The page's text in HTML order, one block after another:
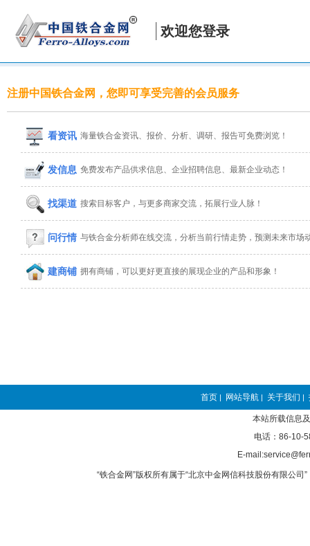
欢迎您登录
注册中国铁合金网，您即可享受完善的会员服务
看资讯 海量铁合金资讯、报价、分析、调研、报告可免费浏览！
发信息 免费发布产品供求信息、企业招聘信息、最新企业动态！
找渠道 搜索目标客户，与更多商家交流，拓展行业人脉！
问行情 与铁合金分析师在线交流，分析当前行情走势，预测未来市场
建商铺 拥有商铺，可以更好更直接的展现企业的产品和形象！
首页 | 网站导航 | 关于我们 |
本站所载信息
电话：86-10-
E-
“铁合金网”版权所有属于“北京中金网信科技股份有限公司